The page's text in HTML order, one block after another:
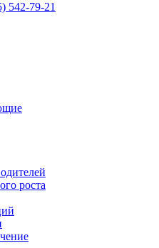
542-79-21
роста